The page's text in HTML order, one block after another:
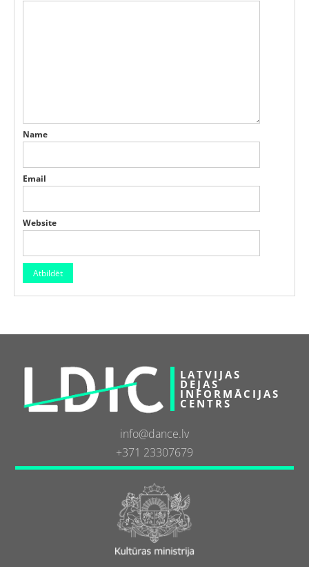
Name
Email
Website
LATVIJAS
DEJAS
INFORMĀCIJAS
CENTRS
info@dance.lv
+371 23307679